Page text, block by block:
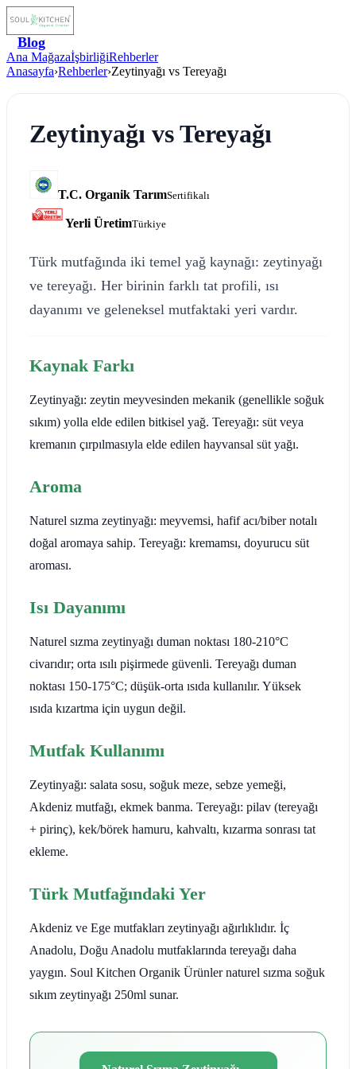
Blog
Ana MağazaİşbirliğiRehberler
Anasayfa›Rehberler›Zeytinyağı vs Tereyağı
Zeytinyağı vs Tereyağı
T.C. Organik TarımSertifikalı
Yerli ÜretimTürkiye
Türk mutfağında iki temel yağ kaynağı: zeytinyağı
ve tereyağı. Her birinin farklı tat profili, ısı
dayanımı ve geleneksel mutfaktaki yeri vardır.
Kaynak Farkı
Zeytinyağı: zeytin meyvesinden mekanik (genellikle soğuk
sıkım) yolla elde edilen bitkisel yağ. Tereyağı: süt veya
kremanın çırpılmasıyla elde edilen hayvansal süt yağı.
Aroma
Naturel sızma zeytinyağı: meyvemsi, hafif acı/biber notalı
doğal aromaya sahip. Tereyağı: kremamsı, doyurucu süt
aroması.
Isı Dayanımı
Naturel sızma zeytinyağı duman noktası 180-210°C
civarıdır; orta ısılı pişirmede güvenli. Tereyağı duman
noktası 150-175°C; düşük-orta ısıda kullanılır. Yüksek
ısıda kızartma için uygun değil.
Mutfak Kullanımı
Zeytinyağı: salata sosu, soğuk meze, sebze yemeği,
Akdeniz mutfağı, ekmek banma. Tereyağı: pilav (tereyağı
+ pirinç), kek/börek hamuru, kahvaltı, kızarma sonrası tat
ekleme.
Türk Mutfağındaki Yer
Akdeniz ve Ege mutfakları zeytinyağı ağırlıklıdır. İç
Anadolu, Doğu Anadolu mutfaklarında tereyağı daha
yaygın. Soul Kitchen Organik Ürünler naturel sızma soğuk
sıkım zeytinyağı 250ml sunar.